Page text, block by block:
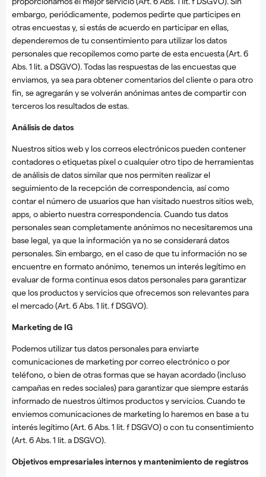
embargo, periódicamente, podemos pedirte que participes en
otras encuestas y, si estás de acuerdo en participar en ellas,
dependeremos de tu consentimiento para utilizar los datos
personales que recopilemos como parte de esta encuesta (Art. 6
Abs. 1 lit. a DSGVO). Todas las respuestas de las encuestas que
enviamos, ya sea para obtener comentarios del cliente o para otro
fin, se agregarán y se volverán anónimas antes de compartir con
terceros los resultados de estas.
Análisis de datos
Nuestros sitios web y los correos electrónicos pueden contener
contadores o etiquetas píxel o cualquier otro tipo de herramientas
de análisis de datos similar que nos permiten realizar el
seguimiento de la recepción de correspondencia, así como
contar el número de usuarios que han visitado nuestros sitios web,
apps, o abierto nuestra correspondencia. Cuando tus datos
personales sean completamente anónimos no necesitaremos una
base legal, ya que la información ya no se considerará datos
personales. Sin embargo, en el caso de que tu información no se
encuentre en formato anónimo, tenemos un interés legítimo en
evaluar de forma continua esos datos personales para garantizar
que los productos y servicios que ofrecemos son relevantes para
el mercado (Art. 6 Abs. 1 lit. f DSGVO).
Marketing de IG
Podemos utilizar tus datos personales para enviarte
comunicaciones de marketing por correo electrónico o por
teléfono, o bien de otras formas que se hayan acordado (incluso
campañas en redes sociales) para garantizar que siempre estarás
informado de nuestros últimos productos y servicios. Cuando te
enviemos comunicaciones de marketing lo haremos en base a tu
interés legítimo (Art. 6 Abs. 1 lit. f DSGVO) o con tu consentimiento
(Art. 6 Abs. 1 lit. a DSGVO).
Objetivos empresariales internos y mantenimiento de registros